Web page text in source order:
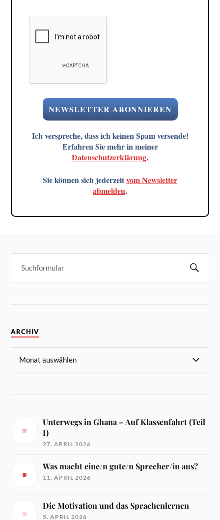
Ich verspreche, dass ich keinen Spam versende!
Erfahren Sie mehr in meiner
Datenschutzerklärung.
Sie können sich jederzeitvom Newsletter
abmelden.
ARCHIV
Unterwegs in Ghana – Auf Klassenfahrt (Teil
I)
27. APRIL 2026
Was macht eine/n gute/n Sprecher/in aus?
11. APRIL 2026
Die Motivation und das Sprachenlernen
5. APRIL 2026